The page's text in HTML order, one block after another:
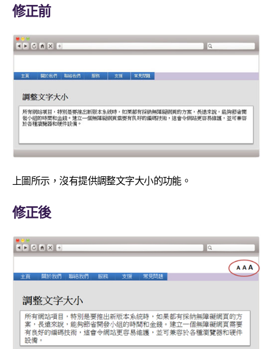
修正前
上圖所示，沒有提供調整文字大小的功能。
修正後